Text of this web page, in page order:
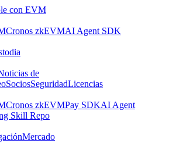
con EVM
Cronos zkEVMAI Agent SDK
de
SociosSeguridadLicencias
Cronos zkEVMPay SDKAI Agent
Skill Repo
Mercado